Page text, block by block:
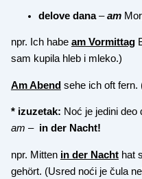
delove dana–am
npr. Ich habe am Vormittag
sam kupila hleb i mleko.)
Am Abend sehe ich oft fern.
* izuzetak: Noć je jedini deo
am – in der Nacht!
npr. Mitten in der Nachthat
gehört. (Usred noći je čula